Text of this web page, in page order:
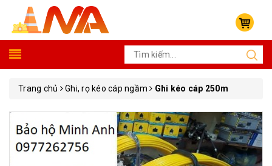
Trang chủ Ghi, rọ kéo cáp ngầm Ghi kéo cáp 250m